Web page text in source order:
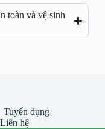
toàn và vệ sinh
Tuyển dụng
Liên hệ